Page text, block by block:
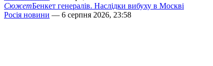
СюжетБенкет генералів. Наслідки вибуху в Москві
Росія новини — 6 серпня 2026, 23:58